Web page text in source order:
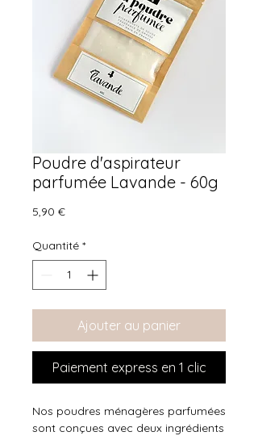
Poudre d'aspirateur
parfumée Lavande - 60g
5,90 €Prix
Quantité *
Ajouter au panier
Paiement express en 1 clic
Nos poudres ménagères parfumées
sont conçues avec deux ingrédients